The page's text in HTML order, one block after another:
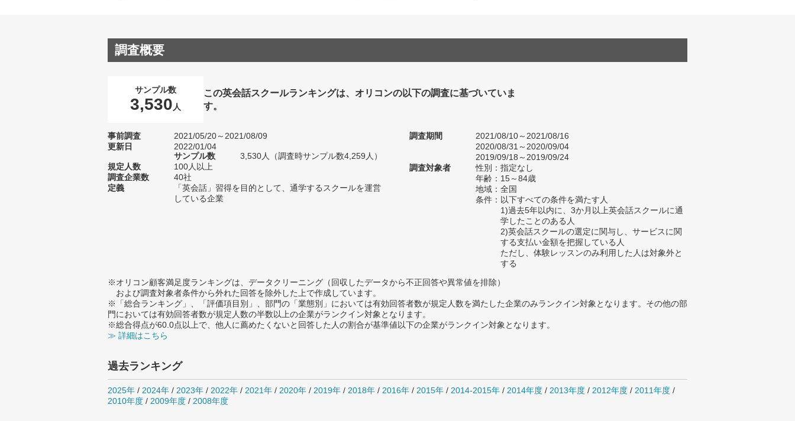
調査概要
サンプル数
3,530 人
この英会話スクールランキングは、オリコンの以下の調査に基づいていま
す。
事前調査
2021/05/20～2021/08/09
更新日
2022/01/04
サンプル数
3,530人（調査時サンプル数4,259人）
規定人数
100人以上
調査企業数
40社
定義
「英会話」習得を目的として、通学するスクールを運営
している企業
調査期間
2021/08/10～2021/08/16
2020/08/31～2020/09/04
2019/09/18～2019/09/24
調査対象者
性別：指定なし
年齢：15～84歳
地域：全国
条件：以下すべての条件を満たす人
1)過去5年以内に、3か月以上英会話スクールに通
学したことのある人
2)英会話スクールの選定に関与し、サービスに関
する支払い金額を把握している人
ただし、体験レッスンのみ利用した人は対象外と
する
※オリコン顧客満足度ランキングは、データクリーニング（回収したデータから不正回答や異常値を排除）
および調査対象者条件から外れた回答を除外した上で作成しています。
※「総合ランキング」、「評価項目別」、部門の「業態別」においては有効回答者数が規定人数を満たした企業のみランクイン対象となります。その他の部
門においては有効回答者数が規定人数の半数以上の企業がランクイン対象となります。
※総合得点が60.0点以上で、他人に薦めたくないと回答した人の割合が基準値以下の企業がランクイン対象となります。
≫ 詳細はこちら
過去ランキング
2025年 / 2024年 / 2023年 / 2022年 / 2021年 / 2020年 / 2019年 / 2018年 / 2016年 / 2015年 / 2014-2015年 / 2014年度 / 2013年度 / 2012年度 / 2011年度 /
2010年度 / 2009年度 / 2008年度